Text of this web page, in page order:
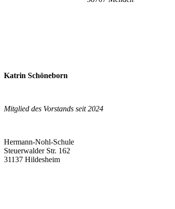
Katrin Schöneborn
Mitglied des Vorstands seit 2024
Hermann-Nohl-Schule
Steuerwalder Str. 162
31137 Hildesheim